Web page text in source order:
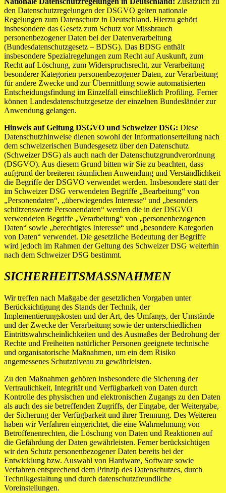
den Datenschutzregelungen der DSGVO gelten nationale
Regelungen zum Datenschutz in Deutschland. Hierzu gehört
insbesondere das Gesetz zum Schutz vor Missbrauch
personenbezogener Daten bei der Datenverarbeitung
(Bundesdatenschutzgesetz – BDSG). Das BDSG enthält
insbesondere Spezialregelungen zum Recht auf Auskunft, zum
Recht auf Löschung, zum Widerspruchsrecht, zur Verarbeitung
besonderer Kategorien personenbezogener Daten, zur Verarbeitung
für andere Zwecke und zur Übermittlung sowie automatisierten
Entscheidungsfindung im Einzelfall einschließlich Profiling. Ferner
können Landesdatenschutzgesetze der einzelnen Bundesländer zur
Anwendung gelangen.
Hinweis auf Geltung DSGVO und Schweizer DSG: Diese
Datenschutzhinweise dienen sowohl der Informationserteilung nach
dem schweizerischen Bundesgesetz über den Datenschutz
(Schweizer DSG) als auch nach der Datenschutzgrundverordnung
(DSGVO). Aus diesem Grund bitten wir Sie zu beachten, dass
aufgrund der breiteren räumlichen Anwendung und Verständlichkeit
die Begriffe der DSGVO verwendet werden. Insbesondere statt der
im Schweizer DSG verwendeten Begriffe „Bearbeitung“ von
„Personendaten“, „überwiegendes Interesse“ und „besonders
schützenswerte Personendaten“ werden die in der DSGVO
verwendeten Begriffe „Verarbeitung“ von „personenbezogenen
Daten“ sowie „berechtigtes Interesse“ und „besondere Kategorien
von Daten“ verwendet. Die gesetzliche Bedeutung der Begriffe
wird jedoch im Rahmen der Geltung des Schweizer DSG weiterhin
nach dem Schweizer DSG bestimmt.
SICHERHEITSMASSNAHMEN
Wir treffen nach Maßgabe der gesetzlichen Vorgaben unter
Berücksichtigung des Stands der Technik, der
Implementierungskosten und der Art, des Umfangs, der Umstände
und der Zwecke der Verarbeitung sowie der unterschiedlichen
Eintrittswahrscheinlichkeiten und des Ausmaßes der Bedrohung der
Rechte und Freiheiten natürlicher Personen geeignete technische
und organisatorische Maßnahmen, um ein dem Risiko
angemessenes Schutzniveau zu gewährleisten.
Zu den Maßnahmen gehören insbesondere die Sicherung der
Vertraulichkeit, Integrität und Verfügbarkeit von Daten durch
Kontrolle des physischen und elektronischen Zugangs zu den Daten
als auch des sie betreffenden Zugriffs, der Eingabe, der Weitergabe,
der Sicherung der Verfügbarkeit und ihrer Trennung. Des Weiteren
haben wir Verfahren eingerichtet, die eine Wahrnehmung von
Betroffenenrechten, die Löschung von Daten und Reaktionen auf
die Gefährdung der Daten gewährleisten. Ferner berücksichtigen
wir den Schutz personenbezogener Daten bereits bei der
Entwicklung bzw. Auswahl von Hardware, Software sowie
Verfahren entsprechend dem Prinzip des Datenschutzes, durch
Technikgestaltung und durch datenschutzfreundliche
Voreinstellungen.